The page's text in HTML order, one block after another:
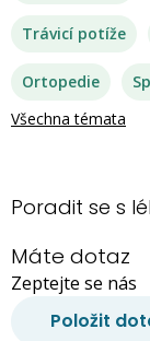
Trávicí potíže
Ortopedie
Všechna témata
Poradit se s
Máte dotaz
Zeptejte se nás
Položit